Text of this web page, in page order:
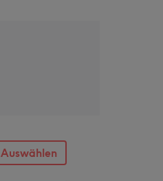
Auswählen